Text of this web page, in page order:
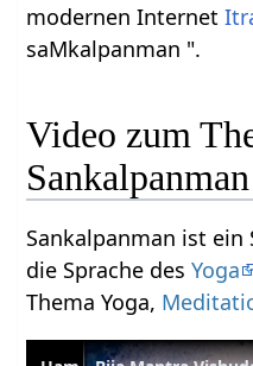
modernen Internet
saMkalpanman ".
Video zum
Sankalpanman
Sankalpanman ist
die Sprache desYoga
Thema Yoga,